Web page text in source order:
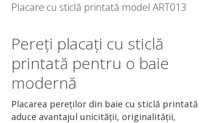
Placare cu sticlă printată model ART013
Pereți placați cu sticlă
printată pentru o baie
modernă
Placarea pereților din baie cu sticlă printată
aduce avantajul unicității, originalității,